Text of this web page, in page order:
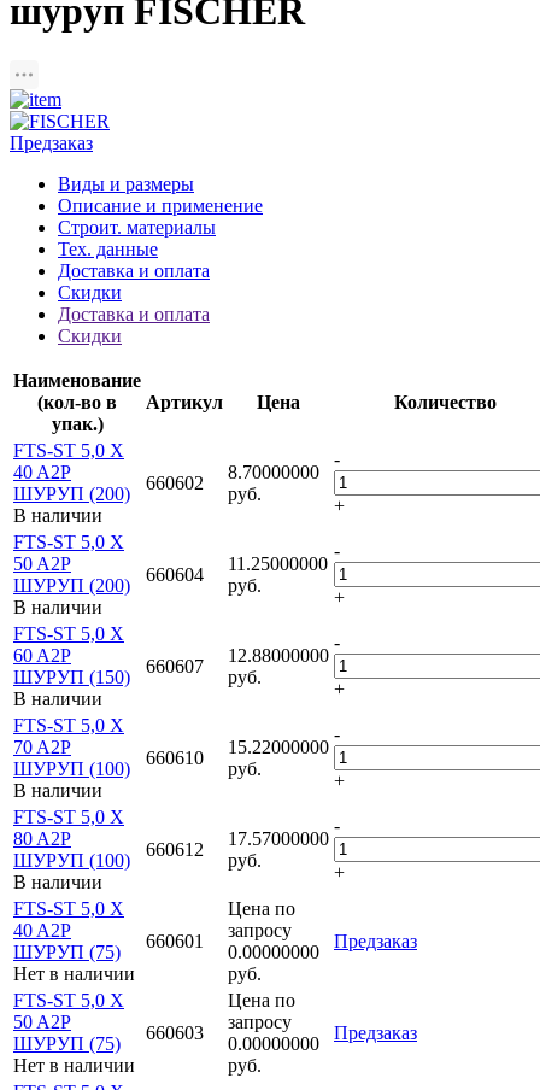
шуруп FISCHER
Предзаказ
Виды и размеры
Описание и применение
Строит. материалы
Тех. данные
Доставка и оплата
Скидки
Доставка и оплата
Скидки
Наименование
(кол-во в
упак.)
Артикул Цена Количество
FTS-ST 5,0 X
40 A2P
ШУРУП (200)
В наличии
660602
8.70000000
руб.
-
+
FTS-ST 5,0 X
50 A2P
ШУРУП (200)
В наличии
660604
11.25000000
руб.
-
+
FTS-ST 5,0 X
60 A2P
ШУРУП (150)
В наличии
660607
12.88000000
руб.
-
+
FTS-ST 5,0 X
70 A2P
ШУРУП (100)
В наличии
660610
15.22000000
руб.
-
+
FTS-ST 5,0 X
80 A2P
ШУРУП (100)
В наличии
660612
17.57000000
руб.
-
+
FTS-ST 5,0 X
40 A2P
ШУРУП (75)
Нет в наличии
660601
Цена по
запросу
0.00000000
руб.
Предзаказ
FTS-ST 5,0 X
50 A2P
ШУРУП (75)
Нет в наличии
660603
Цена по
запросу
0.00000000
руб.
Предзаказ